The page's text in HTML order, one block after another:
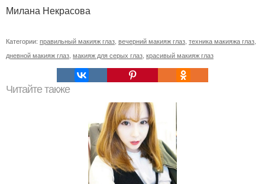
Милана Некрасова
Категории: правильный макияж глаз вечерний макияж глаз техника макияжа глаз
дневной макияж глаз макияж для серых глаз красивый макияж глаз
Читайте также